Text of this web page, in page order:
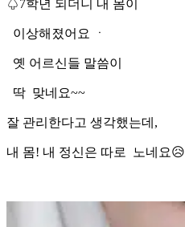
♤7학년 되더니 내 몸이
이상해졌어요 ㆍ
옛 어르신들 말씀이
딱 맞네요~~
잘 관리한다고 생각했는데,
내 몸! 내 정신은 따로 노네요😥